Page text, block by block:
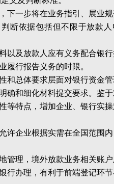
一步将在业务指引、展业规
断依据包括但不限于放款人
及放款人应有义务配合银行
履行报告义务的时限。
总体要求层面对银行资金管
确和细化材料提交要求。鉴
等特点，增加企业、银行实操
企业根据实需在全国范围内
理，境外放款业务相关账户
行办理，有利于前端登记环